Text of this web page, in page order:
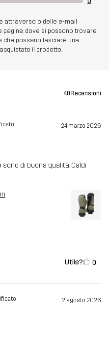
attraverso o delle e-mail
pagine, dove si possono trovare
che possano lasciare una
il prodotto.
40 Recensioni
24 marzo 2026
di buona qualità. Caldi
Utile? 0
2 agosto 2026